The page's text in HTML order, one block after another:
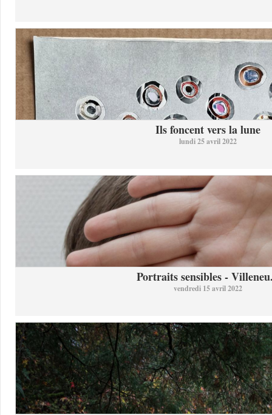
Ils foncent vers la lune
lundi 25 avril 2022
Portraits sensibles -
vendredi 15 avril 2022